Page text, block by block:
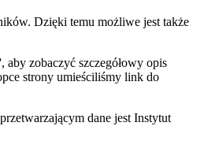
Dzięki temu możliwe jest także
, aby zobaczyć szczegółowy opis
strony umieściliśmy link do
dane jest Instytut